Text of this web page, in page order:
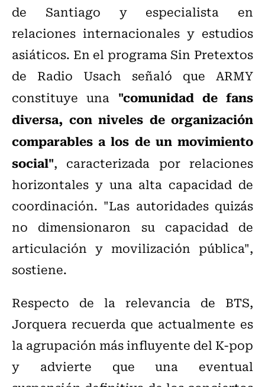
de Santiago y especialista en
relaciones internacionales y estudios
asiáticos. En el programa Sin Pretextos
de Radio Usach señaló que ARMY
constituye una "comunidad de fans
diversa, con niveles de organización
comparables a los de un movimiento
social", caracterizada por relaciones
horizontales y una alta capacidad de
coordinación. "Las autoridades quizás
no dimensionaron su capacidad de
articulación y movilización pública",
sostiene.
Respecto de la relevancia de BTS,
Jorquera recuerda que actualmente es
la agrupación más influyente del K-pop
y advierte que una eventual